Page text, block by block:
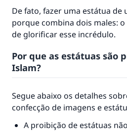
De fato, fazer uma estátua de
porque combina dois males:
de glorificar esse incrédulo.
Por que as estátuas são
Islam?
Segue abaixo os detalhes
confecção de imagens e
A proibição de estátuas